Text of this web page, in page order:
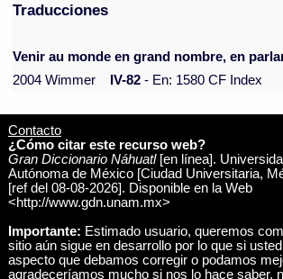
Traducciones
Venir au monde en grand nombre, en
2004 Wimmer
IV-82 - En: 1580 CF Index
Contacto
¿Cómo citar este recurso web?
Gran Diccionario Náhuatl[en línea].
Autónoma de México [Ciudad Universitaria,
[ref del 08-08-2026]. Disponible en la Web
<http://www.gdn.unam.mx>
Importante: Estimado usuario, queremos
sitio aún sigue en desarrollo por lo que si
aspecto que debamos corregir o podamos
agradeceríamos mucho si nos lo hace saber,